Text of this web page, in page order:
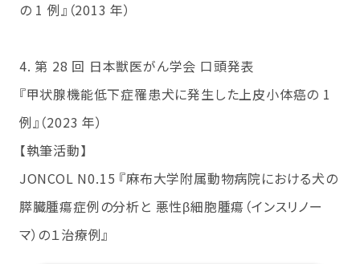
の 1 例』（2013 年）
4. 第 28 回 日本獣医がん学会 口頭発表
『甲状腺機能低下症罹患犬に発生した上皮小体癌の 1
例』（2023 年）
【執筆活動】
JONCOL N0.15 『麻布大学附属動物病院における犬の
膵臓腫瘍症例の分析と 悪性β細胞腫瘍（インスリノー
マ）の１治療例』